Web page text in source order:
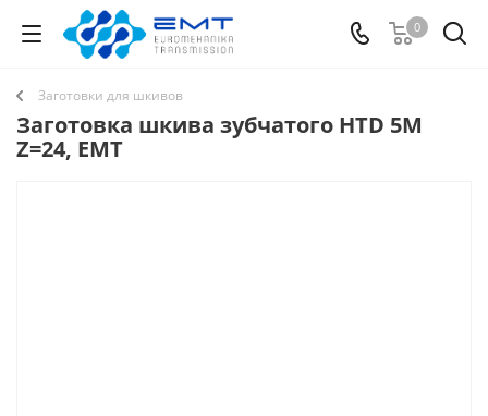
0
Заготовки для шкивов
Заготовка шкива зубчатого HTD 5M
Z=24, EMT